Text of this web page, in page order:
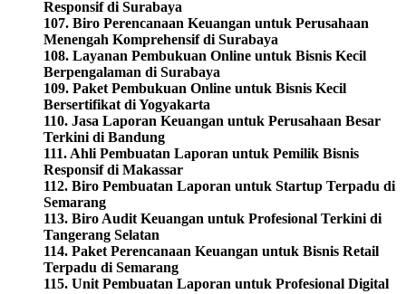
Responsif di Surabaya
107. Biro Perencanaan Keuangan untuk Perusahaan
Menengah Komprehensif di Surabaya
108. Layanan Pembukuan Online untuk Bisnis Kecil
Berpengalaman di Surabaya
109. Paket Pembukuan Online untuk Bisnis Kecil
Bersertifikat di Yogyakarta
110. Jasa Laporan Keuangan untuk Perusahaan Besar
Terkini di Bandung
111. Ahli Pembuatan Laporan untuk Pemilik Bisnis
Responsif di Makassar
112. Biro Pembuatan Laporan untuk Startup Terpadu di
Semarang
113. Biro Audit Keuangan untuk Profesional Terkini di
Tangerang Selatan
114. Paket Perencanaan Keuangan untuk Bisnis Retail
Terpadu di Semarang
115. Unit Pembuatan Laporan untuk Profesional Digital